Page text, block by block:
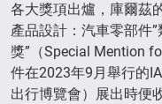
各大獎項出爐，庫爾茲
產品設計：汽車零部件
獎”（Special Mention
件在2023年9月舉行的
出行博覽會）展出時便